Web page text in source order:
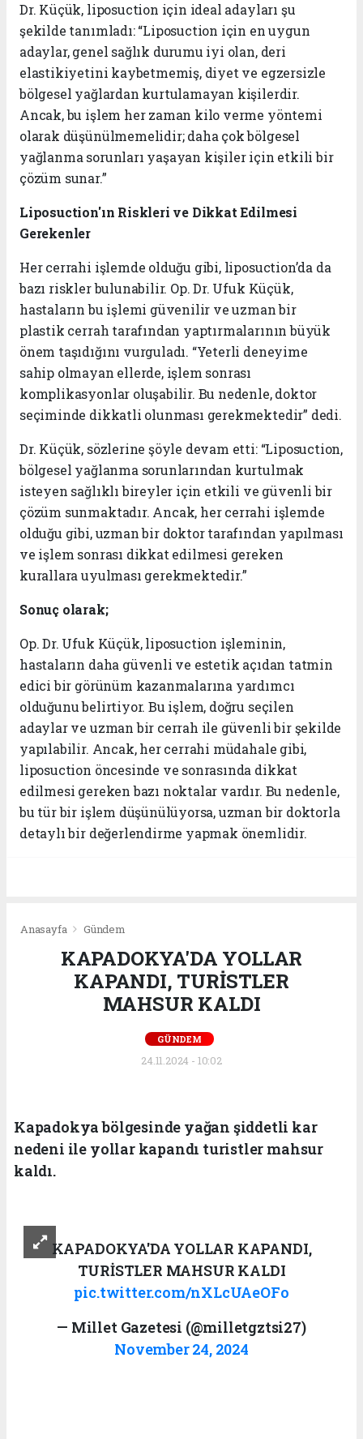
Dr. Küçük, liposuction için ideal adayları şu
şekilde tanımladı: “Liposuction için en uygun
adaylar, genel sağlık durumu iyi olan, deri
elastikiyetini kaybetmemiş, diyet ve egzersizle
bölgesel yağlardan kurtulamayan kişilerdir.
Ancak, bu işlem her zaman kilo verme yöntemi
olarak düşünülmemelidir; daha çok bölgesel
yağlanma sorunları yaşayan kişiler için etkili bir
çözüm sunar.”
Liposuction'ın Riskleri ve Dikkat Edilmesi
Gerekenler
Her cerrahi işlemde olduğu gibi, liposuction’da da
bazı riskler bulunabilir. Op. Dr. Ufuk Küçük,
hastaların bu işlemi güvenilir ve uzman bir
plastik cerrah tarafından yaptırmalarının büyük
önem taşıdığını vurguladı. “Yeterli deneyime
sahip olmayan ellerde, işlem sonrası
komplikasyonlar oluşabilir. Bu nedenle, doktor
seçiminde dikkatli olunması gerekmektedir” dedi.
Dr. Küçük, sözlerine şöyle devam etti: “Liposuction,
bölgesel yağlanma sorunlarından kurtulmak
isteyen sağlıklı bireyler için etkili ve güvenli bir
çözüm sunmaktadır. Ancak, her cerrahi işlemde
olduğu gibi, uzman bir doktor tarafından yapılması
ve işlem sonrası dikkat edilmesi gereken
kurallara uyulması gerekmektedir.”
Sonuç olarak;
Op. Dr. Ufuk Küçük, liposuction işleminin,
hastaların daha güvenli ve estetik açıdan tatmin
edici bir görünüm kazanmalarına yardımcı
olduğunu belirtiyor. Bu işlem, doğru seçilen
adaylar ve uzman bir cerrah ile güvenli bir şekilde
yapılabilir. Ancak, her cerrahi müdahale gibi,
liposuction öncesinde ve sonrasında dikkat
edilmesi gereken bazı noktalar vardır. Bu nedenle,
bu tür bir işlem düşünülüyorsa, uzman bir doktorla
detaylı bir değerlendirme yapmak önemlidir.
Anasayfa Gündem
KAPADOKYA'DA YOLLAR
KAPANDI, TURİSTLER
MAHSUR KALDI
GÜNDEM
24.11.2024 - 10:02
Kapadokya bölgesinde yağan şiddetli kar
nedeni ile yollar kapandı turistler mahsur
kaldı.
KAPADOKYA'DA YOLLAR KAPANDI,
TURİSTLER MAHSUR KALDI
pic.twitter.com/nXLcUAeOFo
— Millet Gazetesi (@milletgztsi27)
November 24, 2024